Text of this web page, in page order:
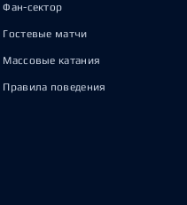
Фан-сектор
Гостевые матчи
Массовые катания
Правила поведения